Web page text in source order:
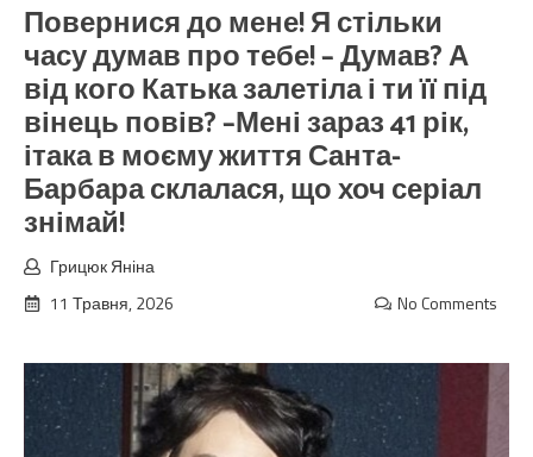
Повернися до мене! Я стільки
часу думав про тебе! – Думав? А
від кого Катька залетіла і ти її під
вінець повів? –Мені зараз 41 рік,
ітака в моєму життя Санта-
Барбара склалася, що хоч серіал
знімай!
Грицюк Яніна
11 Травня, 2026
No Comments